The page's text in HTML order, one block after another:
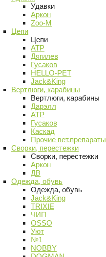
Удавки
Аркон
Zoo-M
Цепи
Цепи
АТР
Дягилев
Гусаков
HELLO-PET
Jack&King
Вертлюги, карабины
Вертлюги, карабины
Дарэлл
АТР
Гусаков
Каскад
Прочие вет.препараты
Сворки, перестежки
Сворки, перестежки
Аркон
ДВ
Одежда, обувь
Одежда, обувь
Jack&King
TRIXIE
ЧИП
OSSO
Уют
№1
NOBBY